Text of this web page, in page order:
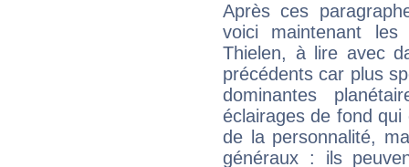
Après ces
voici maintenant
Thielen, à lire avec
précédents car plus
dominantes
éclairages de fond
de la personnalité,
généraux : ils